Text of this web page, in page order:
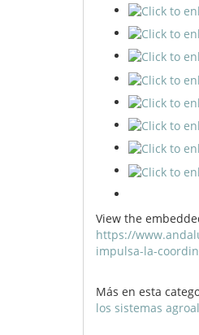
View the
https://
impulsa-la-
Más en esta
los sistemas